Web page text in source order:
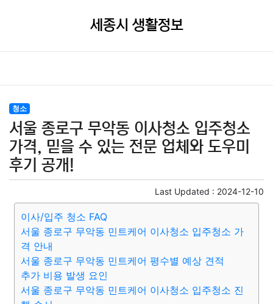
세종시 생활정보
청소
서울 종로구 무악동 이사청소 입주청소
가격, 믿을 수 있는 전문 업체와 도우미
후기 공개!
Last Updated : 2024-12-10
이사/입주 청소 FAQ
서울 종로구 무악동 민트케어 이사청소 입주청소 가
격 안내
서울 종로구 무악동 민트케어 평수별 예상 견적
추가 비용 발생 요인
서울 종로구 무악동 민트케어 이사청소 입주청소 진